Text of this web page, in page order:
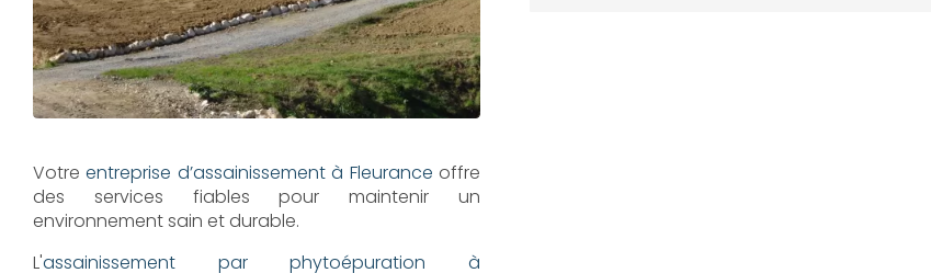
Votreentreprise d’assainissement à Fleurance offre
des services fiables pour maintenir un
environnement sain et durable.
L'assainissement par phytoépuration à